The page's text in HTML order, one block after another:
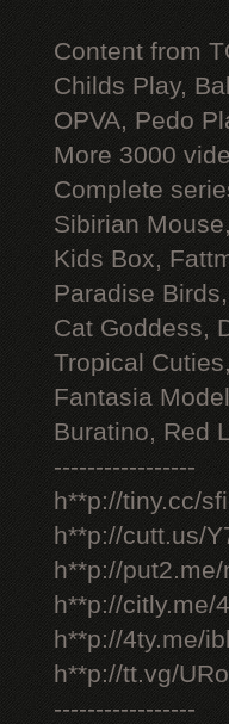
Content from
Childs Play,
OPVA, Pedo
More 3000
Complete
Sibirian
Kids Box,
Paradise
Cat Goddess,
Tropical
Fantasia
Buratino, Red
-----------------
h**p://tiny.cc/
h**p://cutt.us/
h**p://
h**p://citly.me/
h**p://4ty.me/
h**p://tt.vg/
-----------------